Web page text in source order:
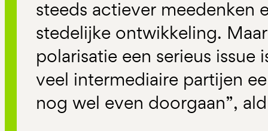
steeds actiever meedenken
stedelijke ontwikkeling.
polarisatie een serieus
veel intermediaire partijen
nog wel even doorgaan”,